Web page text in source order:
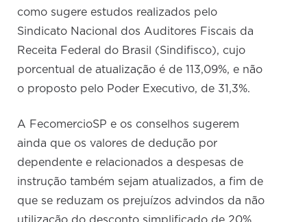
como sugere estudos realizados pelo
Sindicato Nacional dos Auditores Fiscais da
Receita Federal do Brasil (Sindifisco), cujo
porcentual de atualização é de 113,09%, e não
o proposto pelo Poder Executivo, de 31,3%.
A FecomercioSP e os conselhos sugerem
ainda que os valores de dedução por
dependente e relacionados a despesas de
instrução também sejam atualizados, a fim de
que se reduzam os prejuízos advindos da não